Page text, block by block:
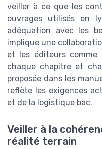
veiller à ce que les
ouvrages utilisés en
adéquation avec les
implique une
et les éditeurs comme
chaque chapitre et
proposée dans les
reflète les exigences
et de la logistique bac.
Veiller à la
réalité terrain